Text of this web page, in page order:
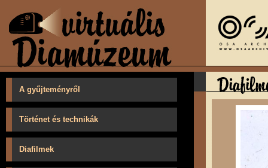
A gyűjteményről
Történet és technikák
Diafilmek